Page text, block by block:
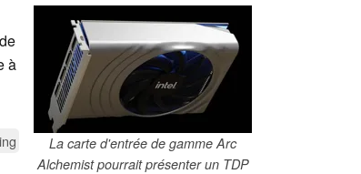
La carte d'entrée de gamme Arc
Alchemist pourrait présenter un TDP
à